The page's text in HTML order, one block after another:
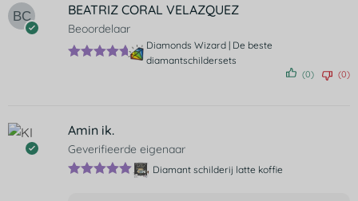
BEATRIZ CORAL VELAZQUEZ
Beoordelaar
Diamonds Wizard | De beste
diamantschildersets
(0) (0)
Amin ik.
Geverifieerde eigenaar
Diamant schilderij latte koffie